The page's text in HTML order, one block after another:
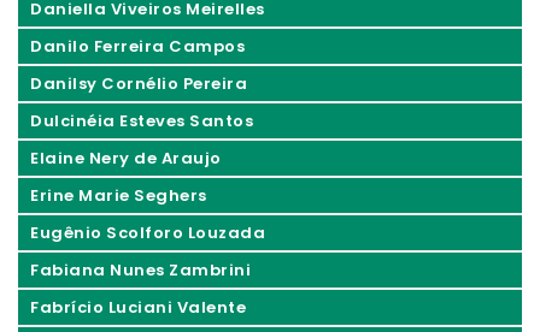
Daniella Viveiros Meirelles
Danilo Ferreira Campos
Danilsy Cornélio Pereira
Dulcinéia Esteves Santos
Elaine Nery de Araujo
Erine Marie Seghers
Eugênio Scolforo Louzada
Fabiana Nunes Zambrini
Fabrício Luciani Valente